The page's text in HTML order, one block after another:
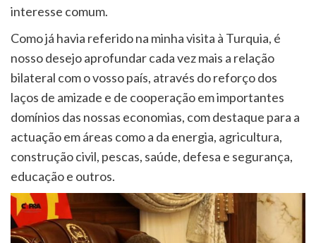
interesse comum.
Como já havia referido na minha visita à Turquia, é
nosso desejo aprofundar cada vez mais a relação
bilateral com o vosso país, através do reforço dos
laços de amizade e de cooperação em importantes
domínios das nossas economias, com destaque para a
actuação em áreas como a da energia, agricultura,
construção civil, pescas, saúde, defesa e segurança,
educação e outros.